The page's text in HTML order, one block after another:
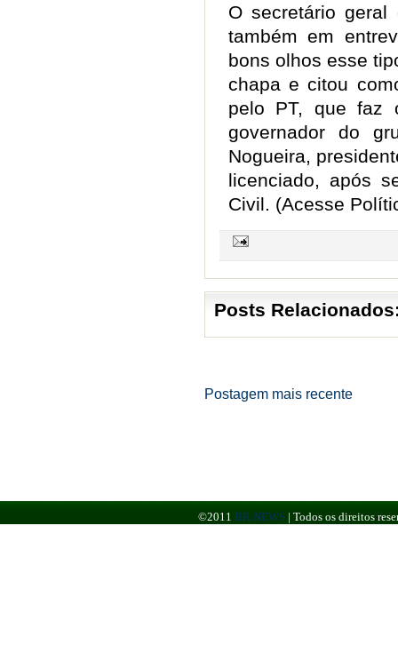
O secretário
também em
bons olhos esse
chapa e citou
pelo PT, que faz
governador do
Nogueira,
licenciado, após
Civil. (Acesse
Posts
Postagem mais recente
©2011 BR NEWS | Todos os direitos